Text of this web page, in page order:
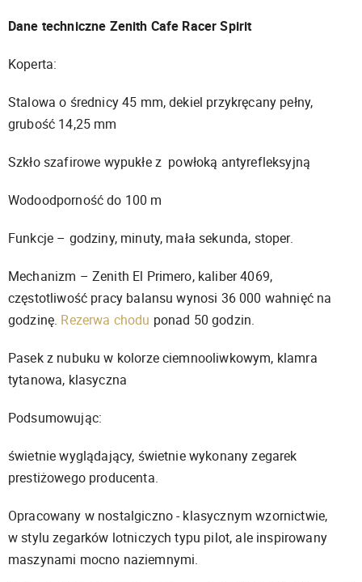
Dane techniczne Zenith Cafe Racer Spirit
Koperta:
Stalowa o średnicy 45 mm, dekiel przykręcany pełny,
grubość 14,25 mm
Szkło szafirowe wypukłe z powłoką antyrefleksyjną
Wodoodporność do 100 m
Funkcje – godziny, minuty, mała sekunda, stoper.
Mechanizm – Zenith El Primero, kaliber 4069,
częstotliwość pracy balansu wynosi 36 000 wahnięć na
godzinę. Rezerwa chodu ponad 50 godzin.
Pasek z nubuku w kolorze ciemnooliwkowym, klamra
tytanowa, klasyczna
Podsumowując:
świetnie wyglądający, świetnie wykonany zegarek
prestiżowego producenta.
Opracowany w nostalgiczno - klasycznym wzornictwie,
w stylu zegarków lotniczych typu pilot, ale inspirowany
maszynami mocno naziemnymi.